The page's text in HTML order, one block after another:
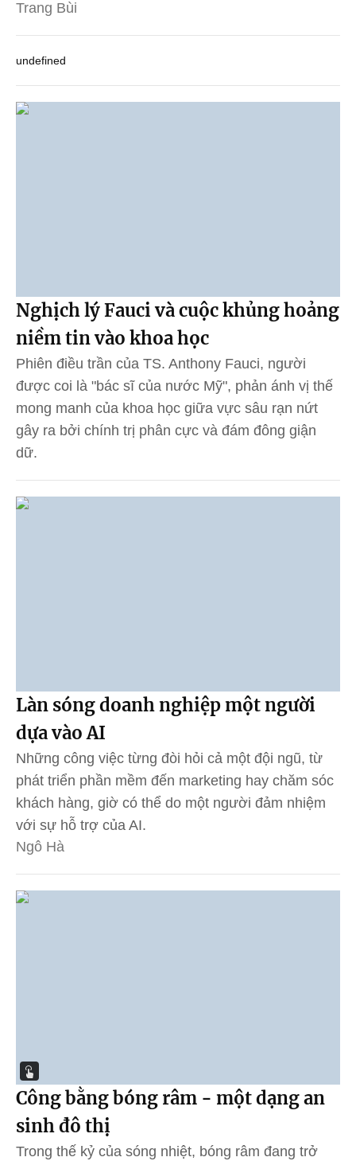
Trang Bùi
undefined
Nghịch lý Fauci và cuộc khủng hoảng
niềm tin vào khoa học
Phiên điều trần của TS. Anthony Fauci, người
được coi là "bác sĩ của nước Mỹ", phản ánh vị thế
mong manh của khoa học giữa vực sâu rạn nứt
gây ra bởi chính trị phân cực và đám đông giận
dữ.
Làn sóng doanh nghiệp một người
dựa vào AI
Những công việc từng đòi hỏi cả một đội ngũ, từ
phát triển phần mềm đến marketing hay chăm sóc
khách hàng, giờ có thể do một người đảm nhiệm
với sự hỗ trợ của AI.
Ngô Hà
Công bằng bóng râm - một dạng an
sinh đô thị
Trong thế kỷ của sóng nhiệt, bóng râm đang trở